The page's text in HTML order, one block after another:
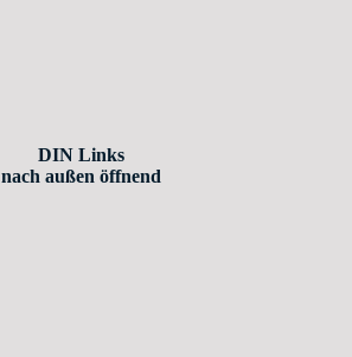
DIN Links
nach außen öffnend